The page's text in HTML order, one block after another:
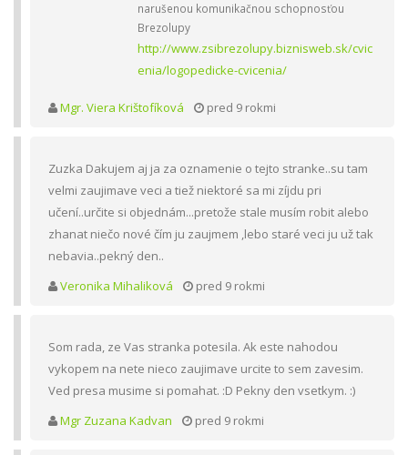
narušenou komunikačnou schopnosťou
Brezolupy
http://www.zsibrezolupy.biznisweb.sk/cvic
enia/logopedicke-cvicenia/
Mgr. Viera Krištofíková pred 9 rokmi
Zuzka Dakujem aj ja za oznamenie o tejto stranke..su tam
velmi zaujimave veci a tiež niektoré sa mi zíjdu pri
učení..určite si objednám...pretože stale musím robit alebo
zhanat niečo nové čím ju zaujmem ,lebo staré veci ju už tak
nebavia..pekný den..
Veronika Mihaliková
pred 9 rokmi
Som rada, ze Vas stranka potesila. Ak este nahodou
vykopem na nete nieco zaujimave urcite to sem zavesim.
Ved presa musime si pomahat. :D Pekny den vsetkym. :)
Mgr Zuzana Kadvan
pred 9 rokmi